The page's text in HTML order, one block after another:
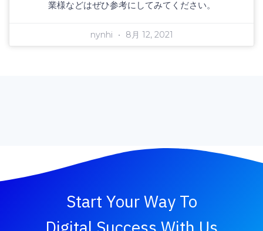
業様などはぜひ参考にしてみてください。
nynhi 8月 12, 2021
Start Your Way To